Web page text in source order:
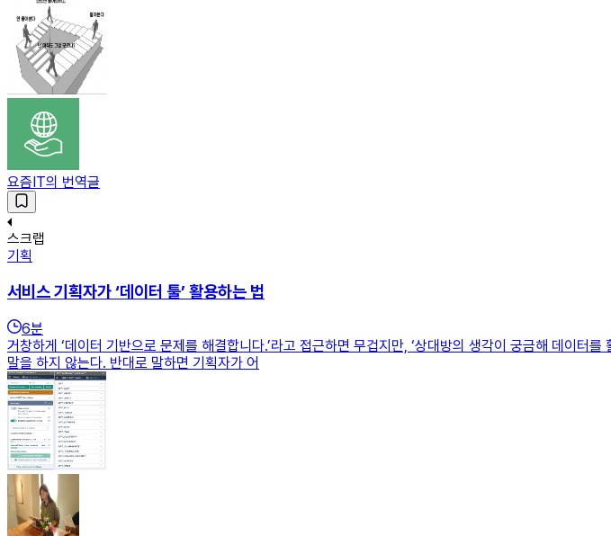
요즘IT의 번역글
스크랩
기획
서비스 기획자가 ‘데이터 툴’ 활용하는 법
6분
거창하게 ‘데이터 기반으로 문제를 해결합니다.’라고 접근하면 무겁지만, ‘상대방의 생각이 궁금해 데이터
말을 하지 않는다. 반대로 말하면 기획자가 어